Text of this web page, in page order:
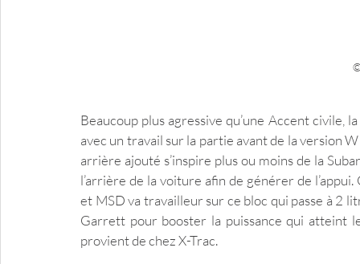
Beaucoup plus agressive qu’une Accent civile,
avec un travail sur la partie avant de la version
arrière ajouté s’inspire plus ou moins de la
l’arrière de la voiture afin de générer de
et MSD va travailleur sur ce bloc qui passe à 2
Garrett pour booster la puissance qui atteint
provient de chez X-Trac.